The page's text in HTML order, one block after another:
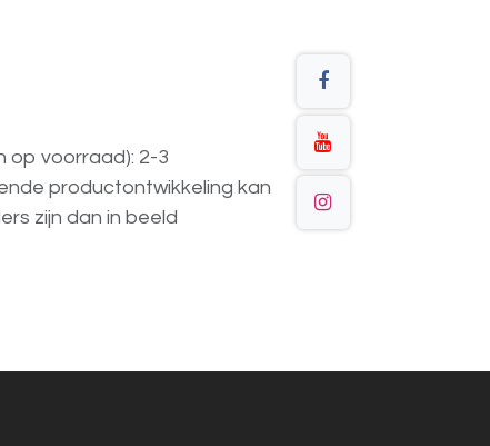
op voorraad): 2-3
productontwikkeling kan
zijn dan in beeld